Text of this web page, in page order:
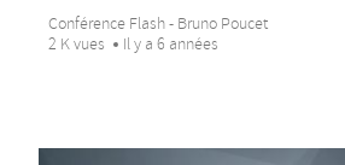
Conférence Flash - Bruno Poucet
2 K vues
Il y a 6 années